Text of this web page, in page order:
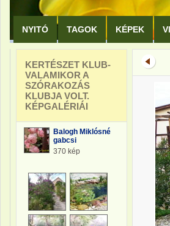
NYITÓ TAGOK KÉPEK
KERTÉSZET KLUB-
VALAMIKOR A
SZÓRAKOZÁS
KLUBJA VOLT.
KÉPGALÉRIÁI
Balogh Miklósné
gabcsi
370 kép